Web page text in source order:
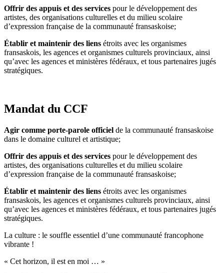
Offrir des appuis et des services pour le développement des
artistes, des organisations culturelles et du milieu scolaire
d’expression française de la communauté fransaskoise;
Établir et maintenir des liens étroits avec les organismes
fransaskois, les agences et organismes culturels provinciaux, ainsi
qu’avec les agences et ministères fédéraux, et tous partenaires jugés
stratégiques.
Mandat du CCF
Agir comme porte-parole officiel de la communauté fransaskoise
dans le domaine culturel et artistique;
Offrir des appuis et des services pour le développement des
artistes, des organisations culturelles et du milieu scolaire
d’expression française de la communauté fransaskoise;
Établir et maintenir des liens étroits avec les organismes
fransaskois, les agences et organismes culturels provinciaux, ainsi
qu’avec les agences et ministères fédéraux, et tous partenaires jugés
stratégiques.
La culture : le souffle essentiel d’une communauté francophone
vibrante !
« Cet horizon, il est en moi … »